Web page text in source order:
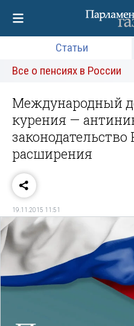
Статьи
Все о пенсиях в России
Международный
курения —
законодательство
расширения
19.11.2015 11:51